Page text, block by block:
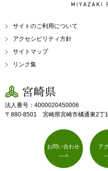
MIYAZAKI
サイトのご利用について
アクセシビリティ方針
サイトマップ
リンク集
宮崎県
法人番号：4000020450006
〒880-8501 宮崎県宮崎市橘通東2丁
お問い合わせ ア